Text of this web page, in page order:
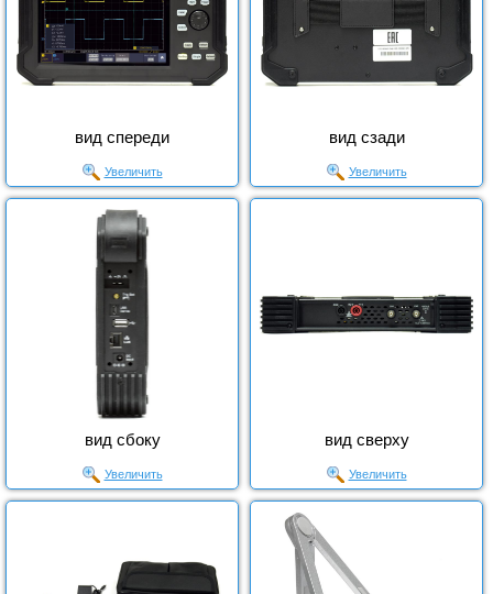
вид спереди
Увеличить
вид сзади
Увеличить
вид сбоку
Увеличить
вид сверху
Увеличить